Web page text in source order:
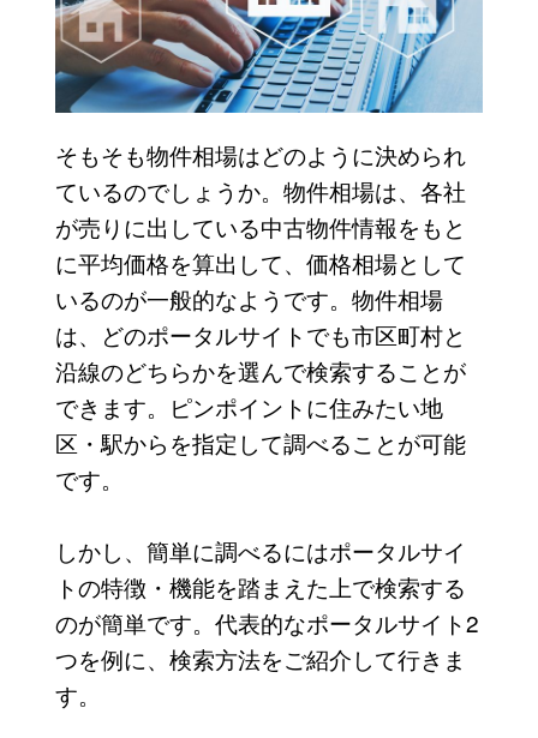
そもそも物件相場はどのように決められ
ているのでしょうか。物件相場は、各社
が売りに出している中古物件情報をもと
に平均価格を算出して、価格相場として
いるのが一般的なようです。物件相場
は、どのポータルサイトでも市区町村と
沿線のどちらかを選んで検索することが
できます。ピンポイントに住みたい地
区・駅からを指定して調べることが可能
です。
しかし、簡単に調べるにはポータルサイ
トの特徴・機能を踏まえた上で検索する
のが簡単です。代表的なポータルサイト2
つを例に、検索方法をご紹介して行きま
す。